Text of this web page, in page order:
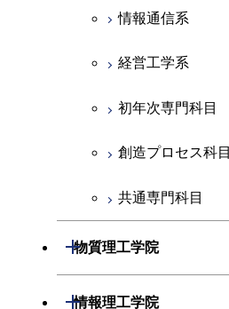
初年次専門科目
創造プロセス科目
共通専門科目
情報通信系
経営工学系
初年次専門科目
創造プロセス科目
共通専門科目
物質理工学院
開閉
材料系
情報理工学院
開閉